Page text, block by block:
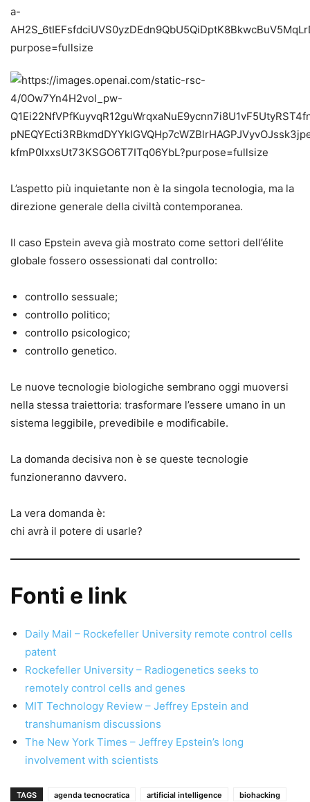
L’aspetto più inquietante non è la singola tecnologia, ma la
direzione generale della civiltà contemporanea.
Il caso Epstein aveva già mostrato come settori dell’élite
globale fossero ossessionati dal controllo:
controllo sessuale;
controllo politico;
controllo psicologico;
controllo genetico.
Le nuove tecnologie biologiche sembrano oggi muoversi
nella stessa traiettoria: trasformare l’essere umano in un
sistema leggibile, prevedibile e modificabile.
La domanda decisiva non è se queste tecnologie
funzioneranno davvero.
La vera domanda è:
chi avrà il potere di usarle?
Fonti e link
Daily Mail – Rockefeller University remote control cells
patent
Rockefeller University – Radiogenetics seeks to
remotely control cells and genes
MIT Technology Review – Jeffrey Epstein and
transhumanism discussions
The New York Times – Jeffrey Epstein’s long
involvement with scientists
TAGS agenda tecnocratica artificial intelligence
biohacking